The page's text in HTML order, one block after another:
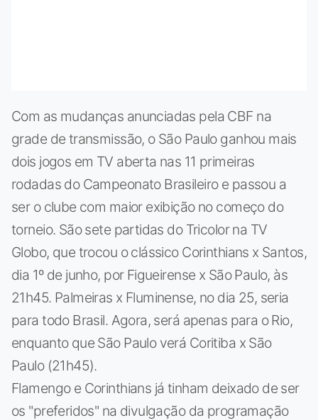
Com as mudanças anunciadas pela CBF na
grade de transmissão, o São Paulo ganhou mais
dois jogos em TV aberta nas 11 primeiras
rodadas do Campeonato Brasileiro e passou a
ser o clube com maior exibição no começo do
torneio. São sete partidas do Tricolor na TV
Globo, que trocou o clássico Corinthians x Santos,
dia 1º de junho, por Figueirense x São Paulo, às
21h45. Palmeiras x Fluminense, no dia 25, seria
para todo Brasil. Agora, será apenas para o Rio,
enquanto que São Paulo verá Coritiba x São
Paulo (21h45).
Flamengo e Corinthians já tinham deixado de ser
os "preferidos" na divulgação da programação